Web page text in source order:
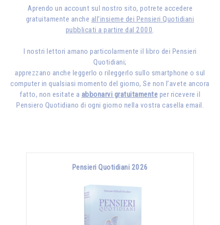
Aprendo un account sul nostro sito, potrete accedere
gratuitamente anche all’insieme dei Pensieri Quotidiani
pubblicati a partire dal 2000.
I nostri lettori amano particolarmente il libro dei Pensieri
Quotidiani;
apprezzano anche leggerlo o rileggerlo sullo smartphone o sul
computer in qualsiasi momento del giorno, Se non l’avete ancora
fatto, non esitate a abbonarvi gratuitamente per ricevere il
Pensiero Quotidiano di ogni giorno nella vostra casella email.
Pensieri Quotidiani 2026